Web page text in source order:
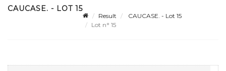
CAUCASE. - LOT 15
Result
CAUCASE. - Lot 15
Lot n° 15